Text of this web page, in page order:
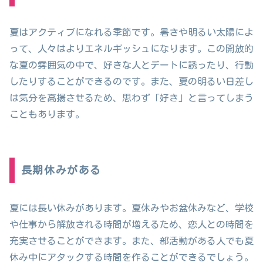
夏はアクティブになれる季節です。暑さや明るい太陽によ
って、人々はよりエネルギッシュになります。この開放的
な夏の雰囲気の中で、好きな人とデートに誘ったり、行動
したりすることができるのです。また、夏の明るい日差し
は気分を高揚させるため、思わず「好き」と言ってしまう
こともあります。
長期休みがある
夏には長い休みがあります。夏休みやお盆休みなど、学校
や仕事から解放される時間が増えるため、恋人との時間を
充実させることができます。また、部活動がある人でも夏
休み中にアタックする時間を作ることができるでしょう。